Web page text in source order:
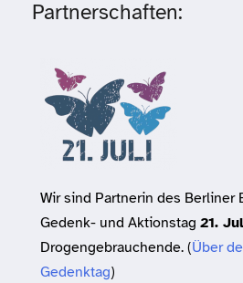
Partnerschaften:
Wir sind Partnerin des Berliner
Gedenk- und Aktionstag 21.
Drogengebrauchende. (Über
Gedenktag)